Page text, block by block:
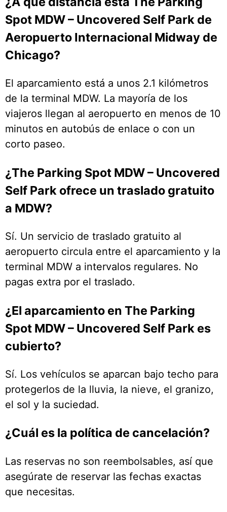
Spot MDW – Uncovered Self Park de
Aeropuerto Internacional Midway de
Chicago?
El aparcamiento está a unos 2.1 kilómetros
de la terminal MDW. La mayoría de los
viajeros llegan al aeropuerto en menos de 10
minutos en autobús de enlace o con un
corto paseo.
¿The Parking Spot MDW – Uncovered
Self Park ofrece un traslado gratuito
a MDW?
Sí. Un servicio de traslado gratuito al
aeropuerto circula entre el aparcamiento y la
terminal MDW a intervalos regulares. No
pagas extra por el traslado.
¿El aparcamiento en The Parking
Spot MDW – Uncovered Self Park es
cubierto?
Sí. Los vehículos se aparcan bajo techo para
protegerlos de la lluvia, la nieve, el granizo,
el sol y la suciedad.
¿Cuál es la política de cancelación?
Las reservas no son reembolsables, así que
asegúrate de reservar las fechas exactas
que necesitas.